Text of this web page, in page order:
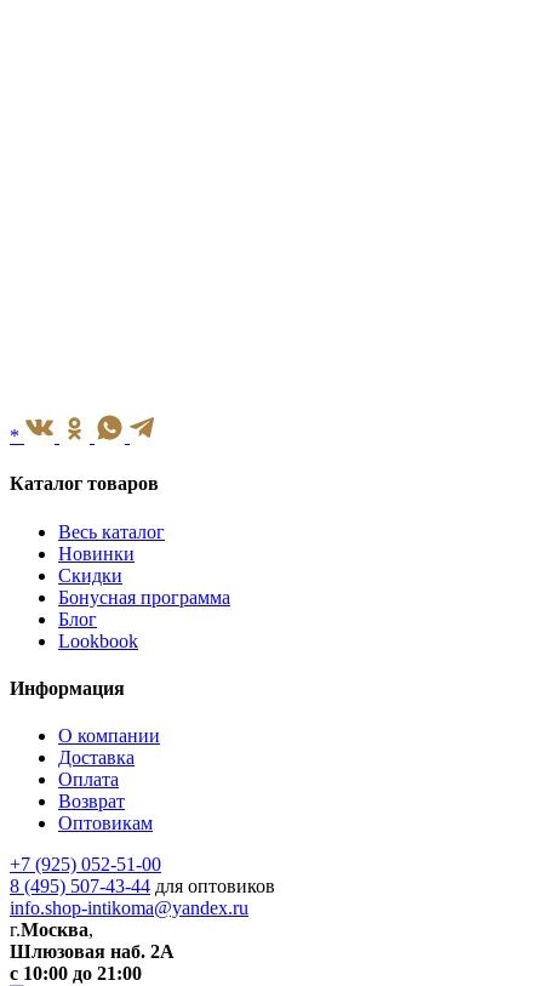
*
Каталог товаров
Весь каталог
Новинки
Скидки
Бонусная программа
Блог
Lookbook
Информация
О компании
Доставка
Оплата
Возврат
Оптовикам
+7 (925) 052-51-00
8 (495) 507-43-44 для оптовиков
info.shop-intikoma@yandex.ru
г.Москва,
Шлюзовая наб. 2А
с 10:00 до 21:00